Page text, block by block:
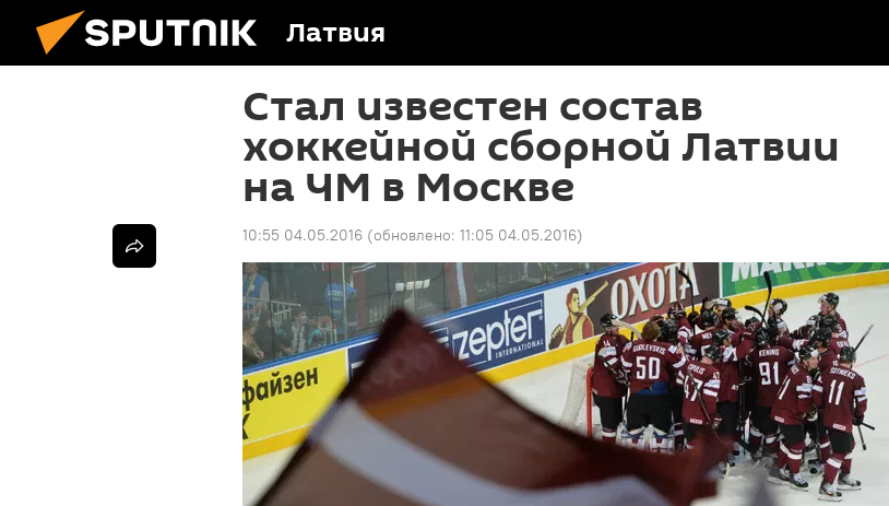
Латвия
Стал известен состав
хоккейной сборной Латвии
на ЧМ в Москве
10:55 04.05.2016 (обновлено: 11:05 04.05.2016)